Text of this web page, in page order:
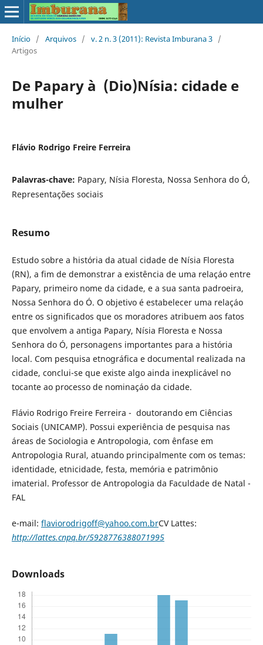
Início / Arquivos / v. 2 n. 3 (2011): Revista Imburana 3 /
Artigos
De Papary à (Dio)Ní­sia: cidade e
mulher
Flávio Rodrigo Freire Ferreira
Palavras-chave: Papary, Ní­sia Floresta, Nossa Senhora do Ó,
Representações sociais
Resumo
Estudo sobre a história da atual cidade de Nísia Floresta
(RN), a fim de demonstrar a existência de uma relaçáo entre
Papary, primeiro nome da cidade, e a sua santa padroeira,
Nossa Senhora do Ó. O objetivo é estabelecer uma relaçáo
entre os significados que os moradores atribuem aos fatos
que envolvem a antiga Papary, Nísia Floresta e Nossa
Senhora do Ó, personagens importantes para a história
local. Com pesquisa etnográfica e documental realizada na
cidade, conclui-se que existe algo ainda inexplicável no
tocante ao processo de nominaçáo da cidade.
Flávio Rodrigo Freire Ferreira - doutorando em Ciências
Sociais (UNICAMP). Possui experiência de pesquisa nas
áreas de Sociologia e Antropologia, com ênfase em
Antropologia Rural, atuando principalmente com os temas:
identidade, etnicidade, festa, memória e patrimônio
imaterial. Professor de Antropologia da Faculdade de Natal -
FAL
e-mail: flaviorodrigoff@yahoo.com.brCV Lattes:
http://lattes.cnpq.br/5928776388071995
Downloads